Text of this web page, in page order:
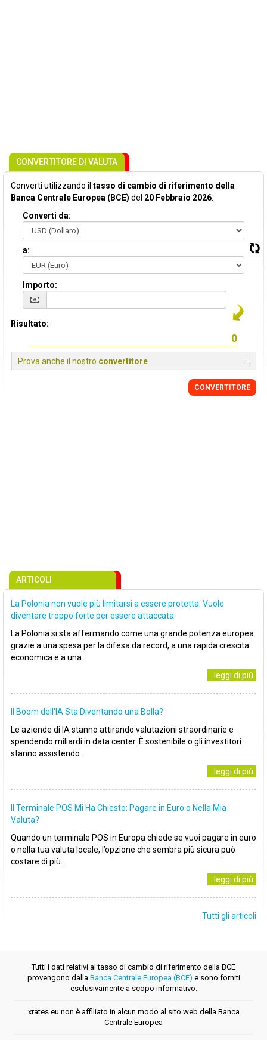
CONVERTITORE DI VALUTA
Converti utilizzando il tasso di cambio di riferimento della
Banca Centrale Europea (BCE) del 20 Febbraio 2026:
Converti da:
a:
Importo:
Risultato:
Prova anche il nostro convertitore
CONVERTITORE
ARTICOLI
La Polonia non vuole più limitarsi a essere protetta. Vuole
diventare troppo forte per essere attaccata
La Polonia si sta affermando come una grande potenza europea
grazie a una spesa per la difesa da record, a una rapida crescita
economica e a una..
..leggi di più
Il Boom dell'IA Sta Diventando una Bolla?
Le aziende di IA stanno attirando valutazioni straordinarie e
spendendo miliardi in data center. È sostenibile o gli investitori
stanno assistendo..
..leggi di più
Il Terminale POS Mi Ha Chiesto: Pagare in Euro o Nella Mia
Valuta?
Quando un terminale POS in Europa chiede se vuoi pagare in euro
o nella tua valuta locale, l’opzione che sembra più sicura può
costare di più...
..leggi di più
Tutti gli articoli
Tutti i dati relativi al tasso di cambio di riferimento della BCE
provengono dalla Banca Centrale Europea (BCE) e sono forniti
esclusivamente a scopo informativo.
xrates.eu non è affiliato in alcun modo al sito web della Banca
Centrale Europea